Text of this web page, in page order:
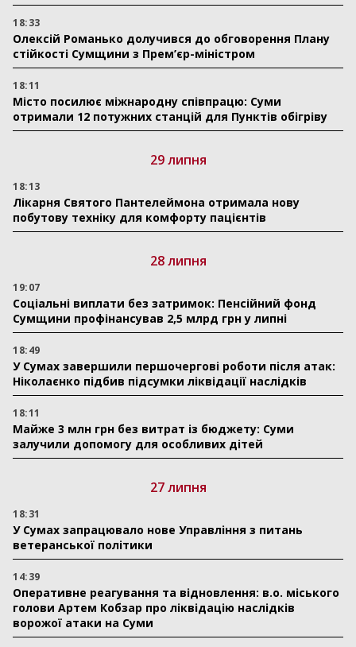
18:33
Олексій Романько долучився до обговорення Плану
стійкості Сумщини з Прем’єр-міністром
18:11
Місто посилює міжнародну співпрацю: Суми
отримали 12 потужних станцій для Пунктів обігріву
29 липня
18:13
Лікарня Святого Пантелеймона отримала нову
побутову техніку для комфорту пацієнтів
28 липня
19:07
Соціальні виплати без затримок: Пенсійний фонд
Сумщини профінансував 2,5 млрд грн у липні
18:49
У Сумах завершили першочергові роботи після атак:
Ніколаєнко підбив підсумки ліквідації наслідків
18:11
Майже 3 млн грн без витрат із бюджету: Суми
залучили допомогу для особливих дітей
27 липня
18:31
У Сумах запрацювало нове Управління з питань
ветеранської політики
14:39
Оперативне реагування та відновлення: в.о. міського
голови Артем Кобзар про ліквідацію наслідків
ворожої атаки на Суми